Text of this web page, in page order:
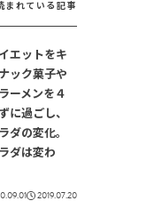
まれている記事
エットをキ
ック菓子や
ーメンを４
に過ごし、
ダの変化。
ダは変わ
2019.07.20